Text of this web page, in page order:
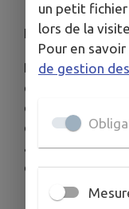
LA SOIRÉE
Des dizaines et
disposition, des
dernières
ou encore par
apporter vos
découvrir.
un petit
lors de la
Pour en
de gestion